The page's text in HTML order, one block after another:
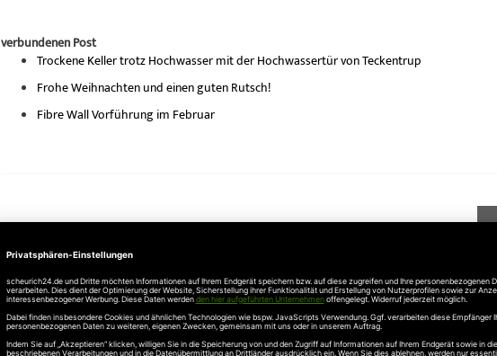
verbundenen Post
Trockene Keller trotz Hochwasser mit der Hochwassertür von Teckentrup
Frohe Weihnachten und einen guten Rutsch!
Fibre Wall Vorführung im Februar
Shop Unternehmen